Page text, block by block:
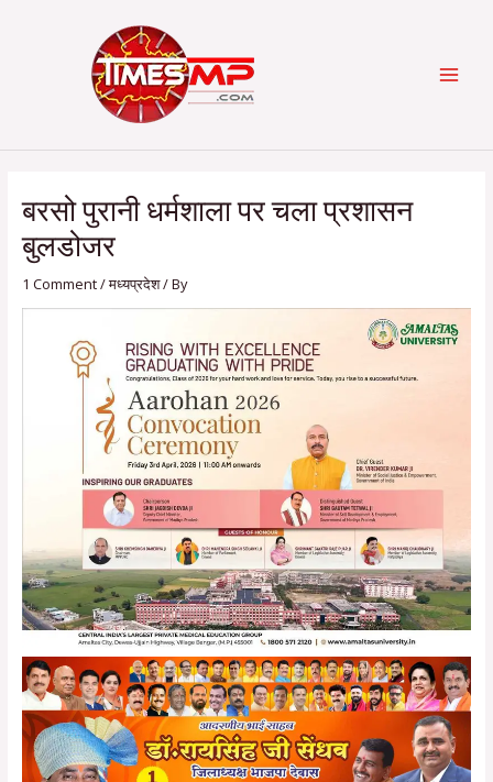
बरसो पुरानी धर्मशाला पर चला प्रशासन
बुलडोजर
1 Comment/मध्यप्रदेश/ By
navigation